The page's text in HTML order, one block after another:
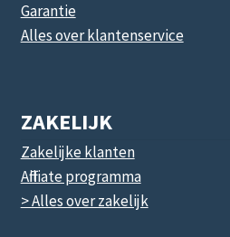
Garantie
Alles over klantenservice
ZAKELIJK
Zakelijke klanten
Affiliate programma
> Alles over zakelijk